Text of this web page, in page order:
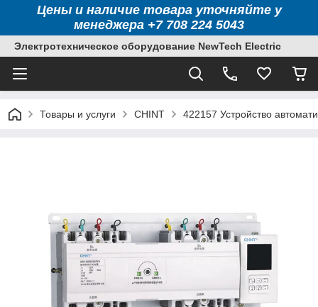
Цены и наличие товара уточняйте у
менеджера +7 708 224 5043
Электротехническое оборудование NewTech Electric
Товары и услуги CHINT 422157 Устройство